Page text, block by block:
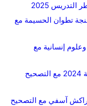
التدريس 2025
أولى باك 2024 جهة طنجة تطوان الحسيمة مع
باك آداب وعلوم إنسانية مع
امتحانات وطنية الثانية باك علوم تجريبية 2024 مع التصحيح
أولى باك 2024 جهة مراكش آسفي مع التصحيح